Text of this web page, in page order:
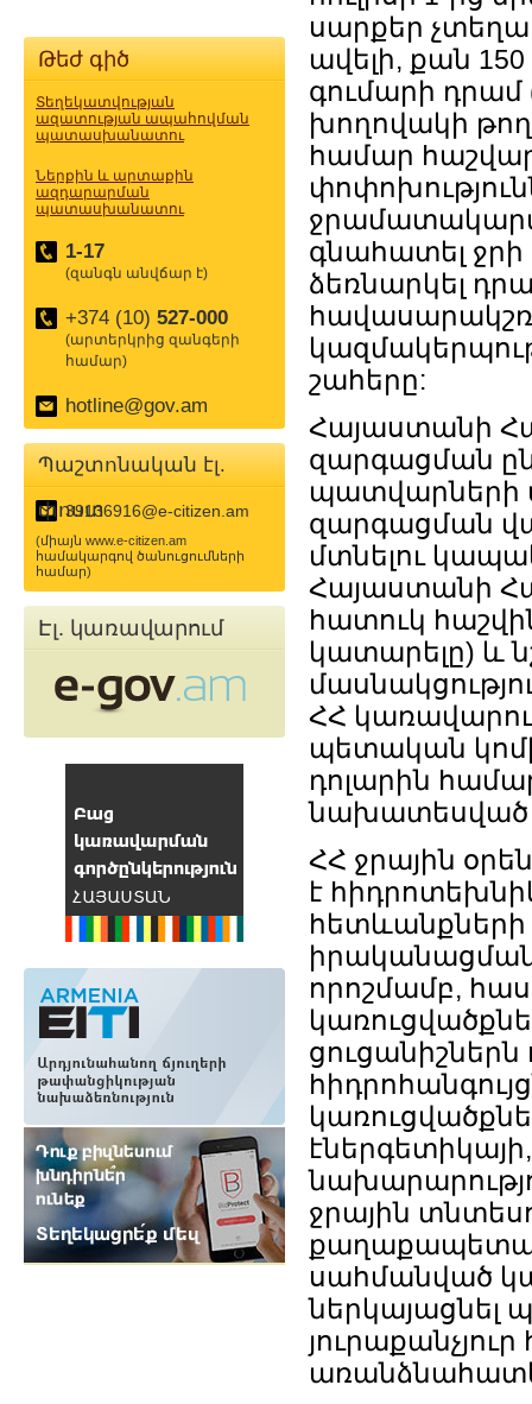
Թեժ գիծ
Տեղեկատվության
ազատության ապահովման
պատասխանատու
Ներքին և արտաքին
ազդարարման
պատասխանատու
1-17
(զանգն անվճար է)
+374 (10) 527-000
(արտերկրից զանգերի
համար)
hotline@gov.am
Պաշտոնական էլ.
փոստ
39136916@e-citizen.am
(միայն www.e-citizen.am
համակարգով ծանուցումների
համար)
Էլ. կառավարում
սարքեր
ավելի, քան
գումարի
խողովակի
համար
գնահատել ջրի
ձեռնարկել
շահերը:
Հայաստանի
զարգացման
պատվարների
զարգացման
մտնելու
Հայաստանի
հատուկ
կատարելը) և
ՀՀ
պետական
դոլարին
նախատեսված
ՀՀ ջրային
է
հետևանքների
իրականացման
որոշմամբ,
ջրային
սահմանված
ներկայացնել